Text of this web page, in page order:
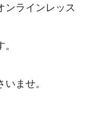
ンラインレッス
ませ。